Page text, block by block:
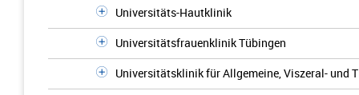
Universitäts-Hautklinik
Universitätsfrauenklinik Tübingen
Universitätsklinik für Allgemeine, Viszeral- und